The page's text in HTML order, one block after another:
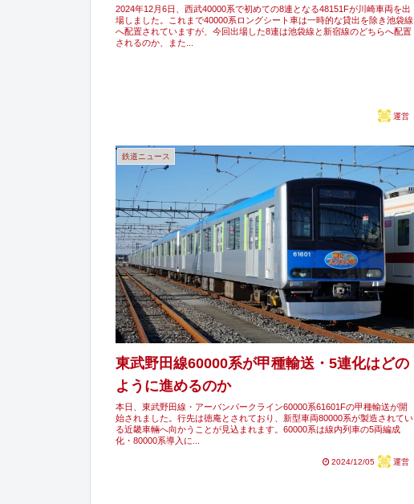
2024年12月6日、西武40000系で初めての8連となる48151Fが川崎車両を出
場しました。これまで40000系ロングシート車は一時的な貸出を除き池袋線
へ配置されていますが、今回出場した8連は池袋線と新宿線のどちらへ配置
されるのか、また...
運営
鉄道ニュース
東武野田線60000系が甲種輸送・5連化はどの
ように進めるのか
本日、東武野田線・アーバンパークライン60000系61601Fの甲種輸送が開
始されました。行先は徳庵とされており、新型車両80000系が製造されてい
る近畿車輛へ向かうことが見込まれます。60000系は線内列車の5両編成
化・80000系導入に...
2024/12/05 運営